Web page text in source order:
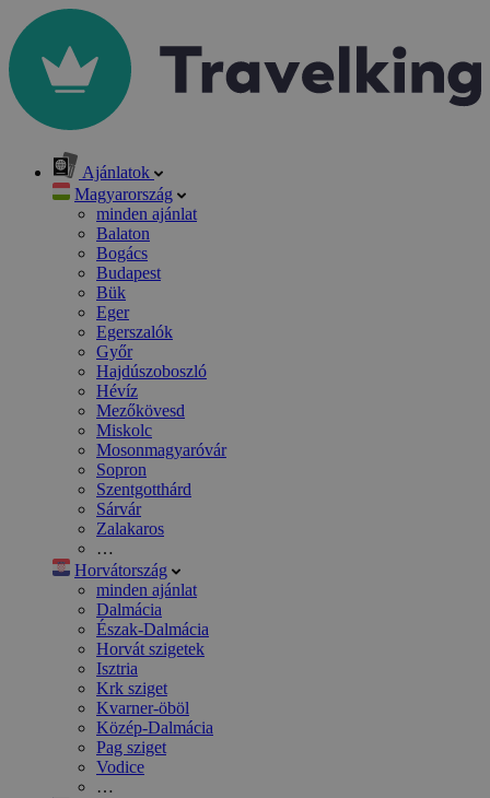
Ajánlatok
Magyarország
minden ajánlat
Balaton
Bogács
Budapest
Bük
Eger
Egerszalók
Győr
Hajdúszoboszló
Hévíz
Mezőkövesd
Miskolc
Mosonmagyaróvár
Sopron
Szentgotthárd
Sárvár
Zalakaros
…
Horvátország
minden ajánlat
Dalmácia
Észak-Dalmácia
Horvát szigetek
Isztria
Krk sziget
Kvarner-öböl
Közép-Dalmácia
Pag sziget
Vodice
…